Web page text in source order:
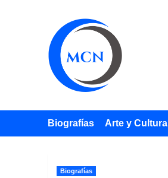
Biografías Arte y Cultura
Biografías